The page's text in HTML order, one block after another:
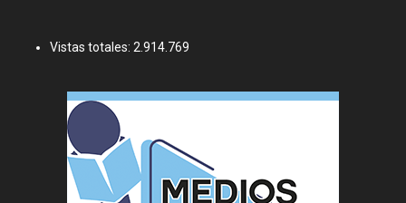
Vistas totales: 2.914.769